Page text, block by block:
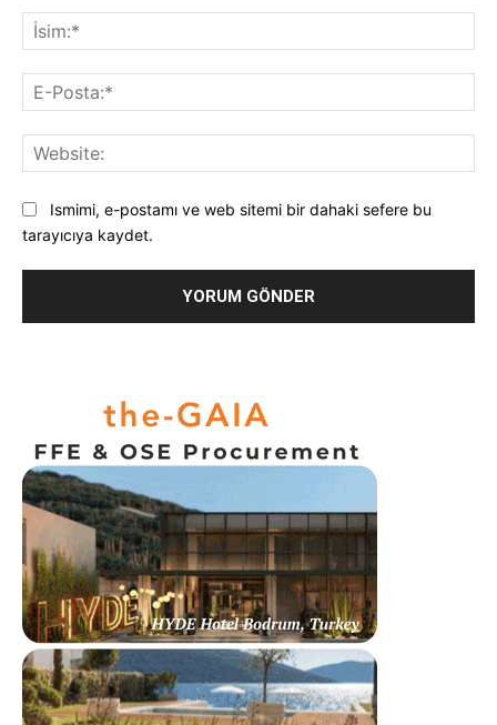
Ismimi, e-postamı ve web sitemi bir dahaki sefere bu
tarayıcıya kaydet.